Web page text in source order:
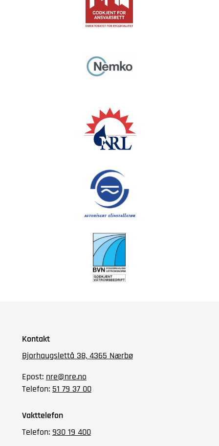
Kontakt
Bjorhaugslettå 38, 4365 Nærbø
Epost: nre@nre.no
Telefon: 51 79 37 00
Vakttelefon
Telefon: 930 19 400